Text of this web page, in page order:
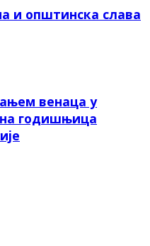
и општинска слава
венаца у
годишњица